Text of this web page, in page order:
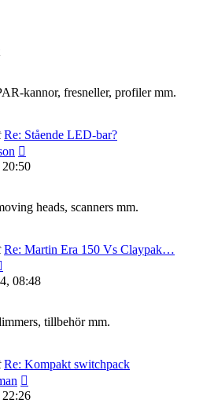
kannor, fresneller, profiler mm.
Re: Stående LED-bar?
till
inlägget
heads, scanners mm.
Re: Martin Era 150 Vs Claypak…
till
det
inlägget
08:48
tillbehör mm.
Re: Kompakt switchpack
till
22:26